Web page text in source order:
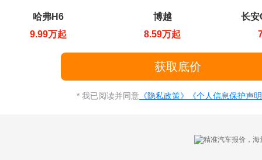
哈弗H6
9.99万起
博越
8.59万起
长安
* 我已阅读并同意 《隐私政策》 《个人信息保护声